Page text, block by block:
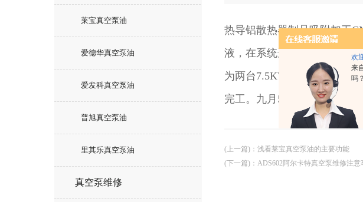
欢
来
吗？
莱宝真空泵油
爱德华真空泵油
爱发科真空泵油
普旭真空泵油
里其乐真空泵油
真空泵维修
热导铝散热器制品吸附加工
液，在系统选配时加装有自
为两台7.5KW真空泵，一个
完工。九月5热正式投入生产。
(上一篇) ： 浅看莱宝真空泵油的主要功能
(下一篇) ： ADS602阿尔卡特真空泵维修注意